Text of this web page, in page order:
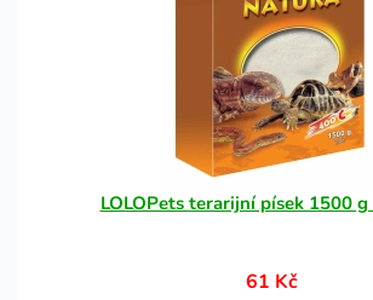
LOLOPets terarijní písek 1500
61 Kč